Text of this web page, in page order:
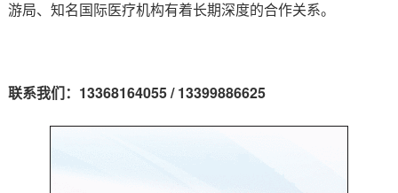
游局、知名国际医疗机构有着长期深度的合作关系。
联系我们： 13368164055 / 13399886625